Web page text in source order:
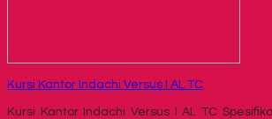
Kursi Kantor Indachi Versus I AL TC
Kursi Kantor Indachi Versus I AL TC